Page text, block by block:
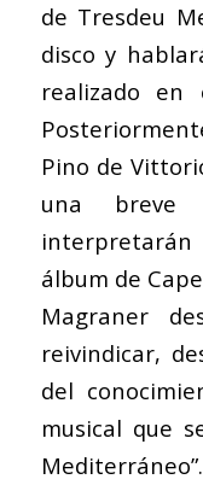
de Tresdeu
disco y
realizado en
Pino de
una breve
álbum de
Magraner
reivindicar,
del
musical que